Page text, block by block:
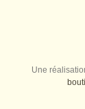
Une